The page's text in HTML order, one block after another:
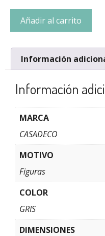
Añadir al carrito
Información
Información
MARCA
CASADECO
MOTIVO
Figuras
COLOR
GRIS
DIMENSIONES